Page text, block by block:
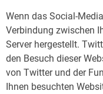
Wenn das Social-
Verbindung zwischen
Server hergestellt.
den Besuch dieser
von Twitter und der
Ihnen besuchten